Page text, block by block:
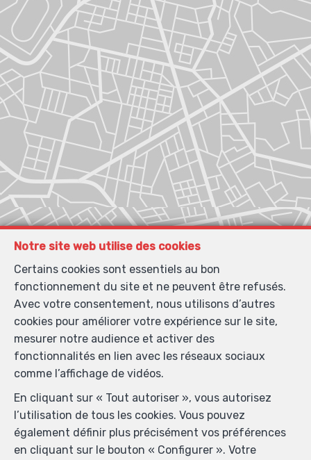
Notre site web utilise des cookies
Certains cookies sont essentiels au bon
fonctionnement du site et ne peuvent être refusés.
Avec votre consentement, nous utilisons d’autres
cookies pour améliorer votre expérience sur le site,
mesurer notre audience et activer des
fonctionnalités en lien avec les réseaux sociaux
comme l’affichage de vidéos.
En cliquant sur « Tout autoriser », vous autorisez
l’utilisation de tous les cookies. Vous pouvez
également définir plus précisément vos préférences
en cliquant sur le bouton « Configurer ». Votre